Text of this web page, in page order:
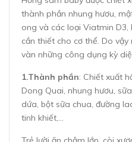
thành phần nhung hươu,
ong và các loại Viatmin D3,
cần thiết cho cơ thể. Do
vàn những công dụng kỳ
1.Thành phần: Chiết xuất
Dong Quai, nhung hươu,
dứa, bột sữa chua, đường
tinh khiết,...